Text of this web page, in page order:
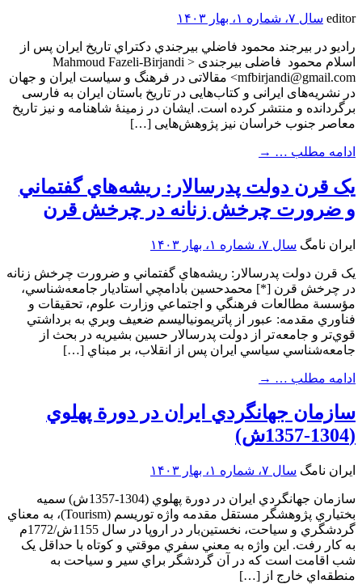
editor سال ۷، شماره ۱، بهار ۱۴۰۳
راديو در بيرجند محمود فاضلي بيرجندي دکتراي تاريخ ايران پس از
اسلام محمود فاضلی بیرجندی < Mahmoud Fazeli-Birjandi
<mfbirjandi@gmail.com مقالاتی در فرهنگ و سیاست ایران و جهان
در نشریه‌های ایرانی و کتاب‌هایی در تاریخ باستان ایران به فارسی
برگردانده و منتشر کرده است. ایشان در زمینۀ شاهنامه و نیز تاریخ
معاصر جنوب خراسان نیز پژوهش‌هایی […]
ادامه مطلب … →
يک قرن دولت پدرسالار: ريشه‌هاي گفتماني
و ضرورت چرخش زنانه در چرخش قرن
ایران نامگ سال ۷، شماره ۱، بهار ۱۴۰۳
يک قرن دولت پدرسالار: ريشه‌هاي گفتماني و ضرورت چرخش زنانه
در چرخش قرن [*] محمدحسين بادامچي استاديار جامعه‌‌شناسي،
مؤسسة مطالعات فرهنگي و اجتماعي وزارت علوم، تحقيقات و
فناوري مقدمه: عبور از پاتريمونياليسم ضعيف وبري به برداشتي
قوي‌تر و جامعه تر از دولت پدرسالار حسين بشيريه در بحث از
جامعه‌‌شناسي سياسي ايران پس از انقلاب، بر مبناي […]
ادامه مطلب … →
سازمان جهانگردي ايران در دورة پهلوي
(1304-1357ش)
ایران نامگ سال ۷، شماره ۱، بهار ۱۴۰۳
سازمان جهانگردي ايران در دورة پهلوي (1304-1357ش) سميه
بختياري پژوهشگر مستقل مقدمه واژه توريسم (Tourism)، به معناي
گردشگري و سياحت، نخستين‌بار در اروپا در سال 1155ش/1772م
به کار رفت. اين واژه به معني سفري موقتي و کوتاه با حداقل يک
شب اقامت است که در آن گردشگر براي سير و سياحت به
منطقه‌اي خارج از […]